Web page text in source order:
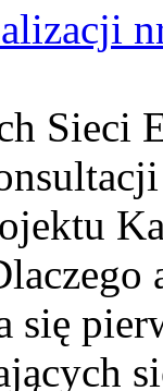
Sieci
się